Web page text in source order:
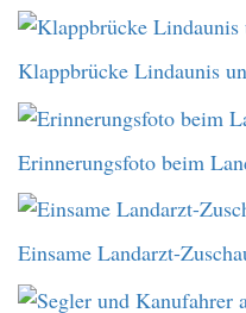
Klappbrücke Lindaunis
Erinnerungsfoto beim
Einsame Landarzt-